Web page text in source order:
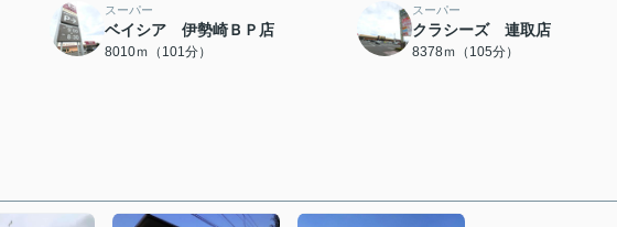
スーパー
ベイシア 伊勢崎ＢＰ店
8010ｍ（101分）
スーパー
クラシーズ 連取店
8378ｍ（105分）